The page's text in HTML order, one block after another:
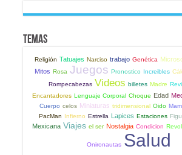
Temas
Religión Tatuajes Narciso trabajo Genética
Mitos Rosa Juegos Pronostico Increibles
Rompecabezas Videos billetes Madre
Encantadores Lenguaje Corporal Choque Edad
Cuerpo celos Miniaturas tridimensional Oido
PacMan Infierno Estrella Lapices Estaciones
Mexicana Viajes el ser Nostalgia Condicion
Onironautas Salud